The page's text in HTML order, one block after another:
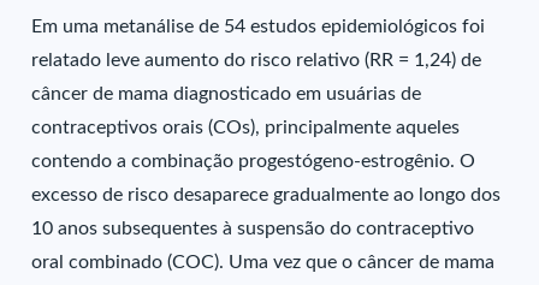
Em uma metanálise de 54 estudos epidemiológicos foi
relatado leve aumento do risco relativo (RR = 1,24) de
câncer de mama diagnosticado em usuárias de
contraceptivos orais (COs), principalmente aqueles
contendo a combinação progestógeno-estrogênio. O
excesso de risco desaparece gradualmente ao longo dos
10 anos subsequentes à suspensão do contraceptivo
oral combinado (COC). Uma vez que o câncer de mama